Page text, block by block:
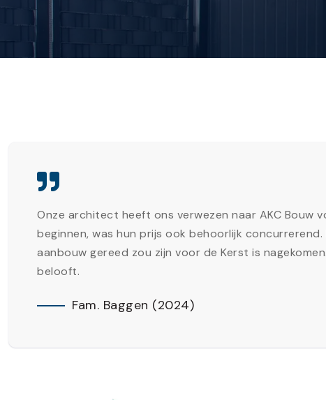
Onze architect heeft ons verwezen naar AKC Bouw
beginnen, was hun prijs ook behoorlijk
aanbouw gereed zou zijn voor de Kerst is
belooft.
Fam. Baggen (2024)